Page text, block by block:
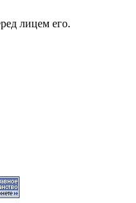
лицем его.